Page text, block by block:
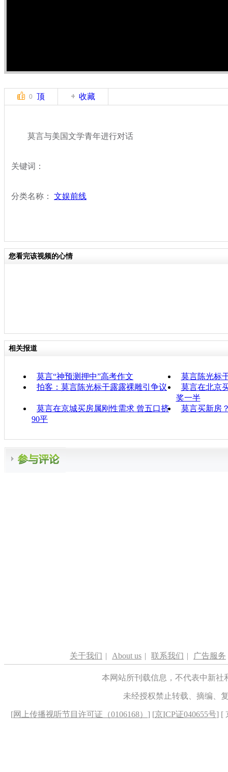
0 顶 收藏
莫言与美国文学青年进行对话
关键词：
分类名称： 文娱前线
您看完该视频的心情
相关报道
莫言“神预测押中”高考作文
莫言陈光标
拍客：莫言陈光标干露露裸雕引争议
莫言在北京
奖一半
莫言在京城买房属刚性需求 曾五口挤
90平
莫言买新房
关于我们 | About us | 联系我们 | 广告服务
本网站所刊载信息，不代表中新
未经授权禁止转载、摘编、
[网上传播视听节目许可证（0106168） ] [京ICP证040655号] [